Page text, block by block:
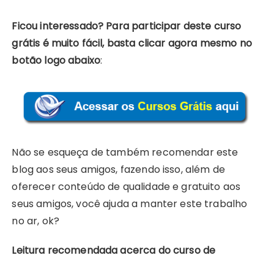
Ficou interessado? Para participar deste curso
grátis é muito fácil, basta clicar agora mesmo no
botão logo abaixo:
Não se esqueça de também recomendar este
blog aos seus amigos, fazendo isso, além de
oferecer conteúdo de qualidade e gratuito aos
seus amigos, você ajuda a manter este trabalho
no ar, ok?
Leitura recomendada acerca do curso de